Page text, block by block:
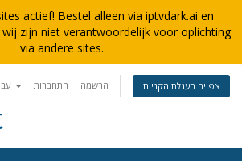
actief! Bestel alleen via iptvdark.ai en
zijn niet verantwoordelijk voor oplichting
via andere sites.
התחברות הרשמה צפייה בעגלת הקניות